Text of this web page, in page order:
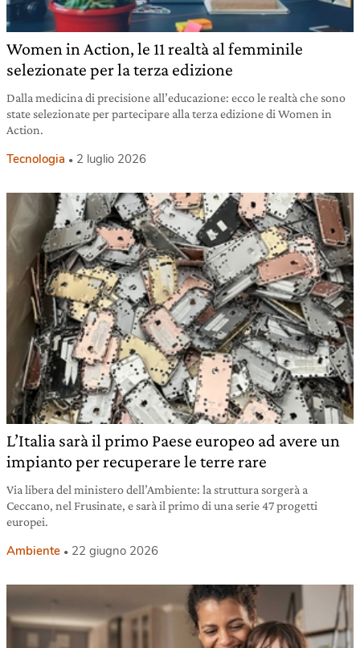
Women in Action, le 11 realtà al femminile
selezionate per la terza edizione
Dalla medicina di precisione all’educazione: ecco le realtà che sono
state selezionate per partecipare alla terza edizione di Women in
Action.
Tecnologia 2 luglio 2026
L’Italia sarà il primo Paese europeo ad avere un
impianto per recuperare le terre rare
Via libera del ministero dell’Ambiente: la struttura sorgerà a
Ceccano, nel Frusinate, e sarà il primo di una serie 47 progetti
europei.
Ambiente 22 giugno 2026